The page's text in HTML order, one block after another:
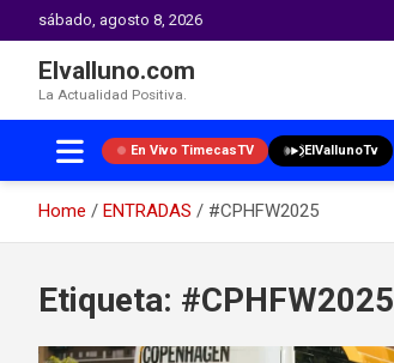
sábado, agosto 8, 2026
Elvalluno.com
La Actualidad Positiva.
En Vivo TimecasTV ElVallunoTv
Home ENTRADAS
#CPHFW2025
contentEtiqueta: #CPHFW2025